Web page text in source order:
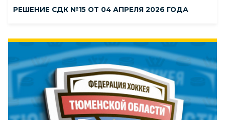
РЕШЕНИЕ СДК №15 ОТ 04 АПРЕЛЯ 2026 ГОДА